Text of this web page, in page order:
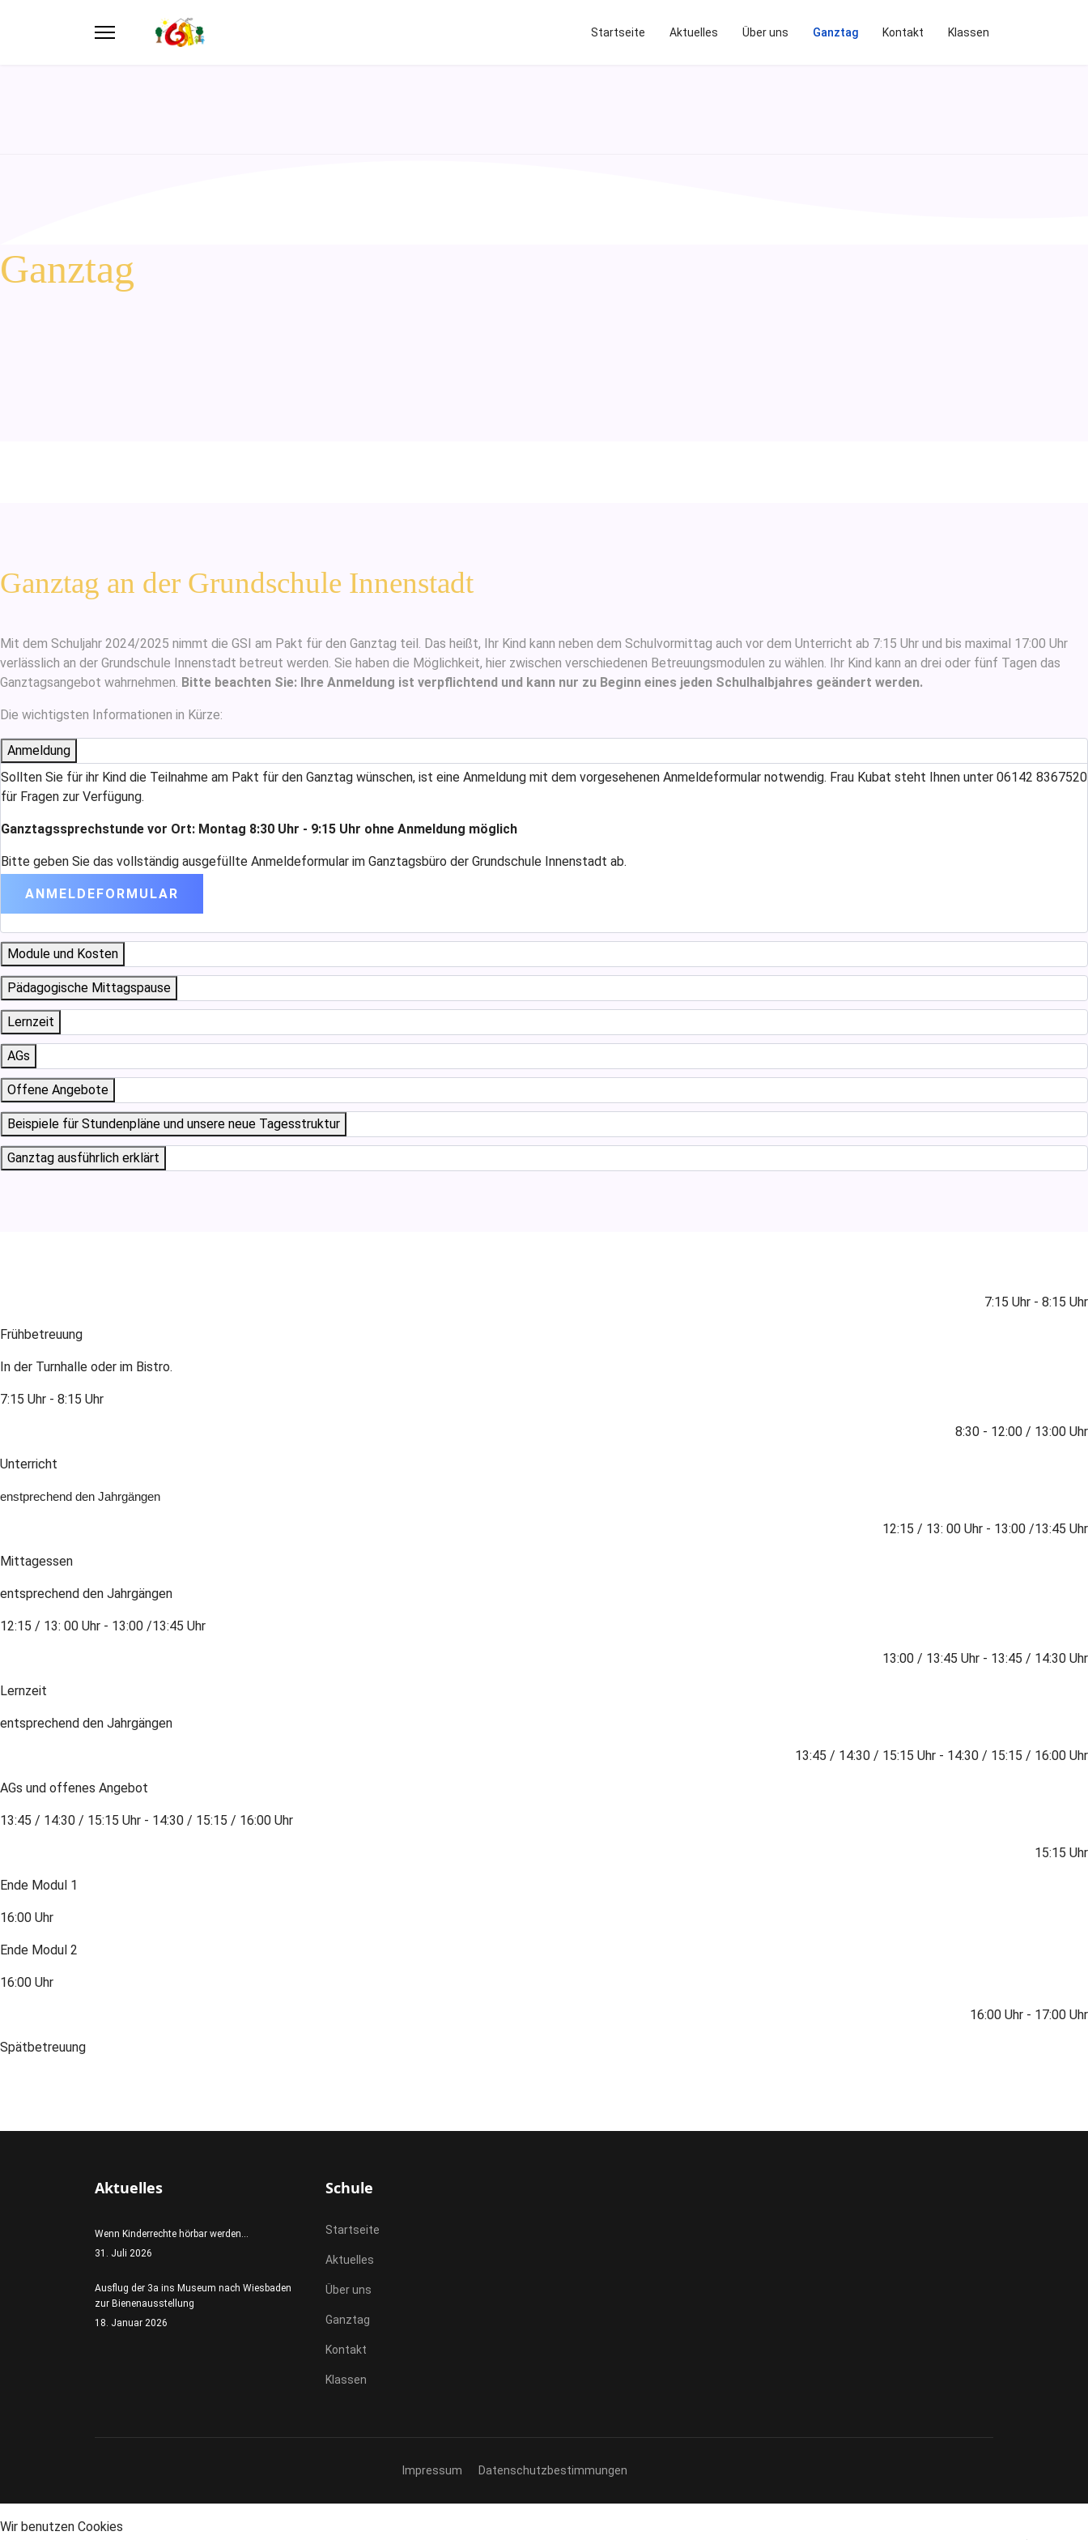
Startseite Aktuelles Über uns Ganztag Kontakt Klassen
Ganztag
Ganztag an der Grundschule Innenstadt
Mit dem Schuljahr 2024/2025 nimmt die GSI am Pakt für den Ganztag teil. Das heißt, Ihr Kind kann neben dem Schulvormittag auch vor dem Unterricht ab 7:15 Uhr und bis maximal 17:00 Uhr
verlässlich an der Grundschule Innenstadt betreut werden. Sie haben die Möglichkeit, hier zwischen verschiedenen Betreuungsmodulen zu wählen. Ihr Kind kann an drei oder fünf Tagen das
Ganztagsangebot wahrnehmen. Bitte beachten Sie: Ihre Anmeldung ist verpflichtend und kann nur zu Beginn eines jeden Schulhalbjahres geändert werden.
Die wichtigsten Informationen in Kürze:
Anmeldung
Sollten Sie für ihr Kind die Teilnahme am Pakt für den Ganztag wünschen, ist eine Anmeldung mit dem vorgesehenen Anmeldeformular notwendig. Frau Kubat steht Ihnen unter 06142 8367520
für Fragen zur Verfügung.
Ganztagssprechstunde vor Ort: Montag 8:30 Uhr - 9:15 Uhr ohne Anmeldung möglich
Bitte geben Sie das vollständig ausgefüllte Anmeldeformular im Ganztagsbüro der Grundschule Innenstadt ab.
ANMELDEFORMULAR
Module und Kosten
Pädagogische Mittagspause
Lernzeit
AGs
Offene Angebote
Beispiele für Stundenpläne und unsere neue Tagesstruktur
Ganztag ausführlich erklärt
7:15 Uhr - 8:15 Uhr
Frühbetreuung
In der Turnhalle oder im Bistro.
7:15 Uhr - 8:15 Uhr
8:30 - 12:00 / 13:00 Uhr
Unterricht
enstprechend den Jahrgängen
12:15 / 13: 00 Uhr - 13:00 /13:45 Uhr
Mittagessen
entsprechend den Jahrgängen
12:15 / 13: 00 Uhr - 13:00 /13:45 Uhr
13:00 / 13:45 Uhr - 13:45 / 14:30 Uhr
Lernzeit
entsprechend den Jahrgängen
13:45 / 14:30 / 15:15 Uhr - 14:30 / 15:15 / 16:00 Uhr
AGs und offenes Angebot
13:45 / 14:30 / 15:15 Uhr - 14:30 / 15:15 / 16:00 Uhr
15:15 Uhr
Ende Modul 1
16:00 Uhr
Ende Modul 2
16:00 Uhr
16:00 Uhr - 17:00 Uhr
Spätbetreuung
Aktuelles
Wenn Kinderrechte hörbar werden...
31. Juli 2026
Ausflug der 3a ins Museum nach Wiesbaden
zur Bienenausstellung
18. Januar 2026
Schule
Startseite
Aktuelles
Über uns
Ganztag
Kontakt
Klassen
Impressum Datenschutzbestimmungen
Wir benutzen Cookies